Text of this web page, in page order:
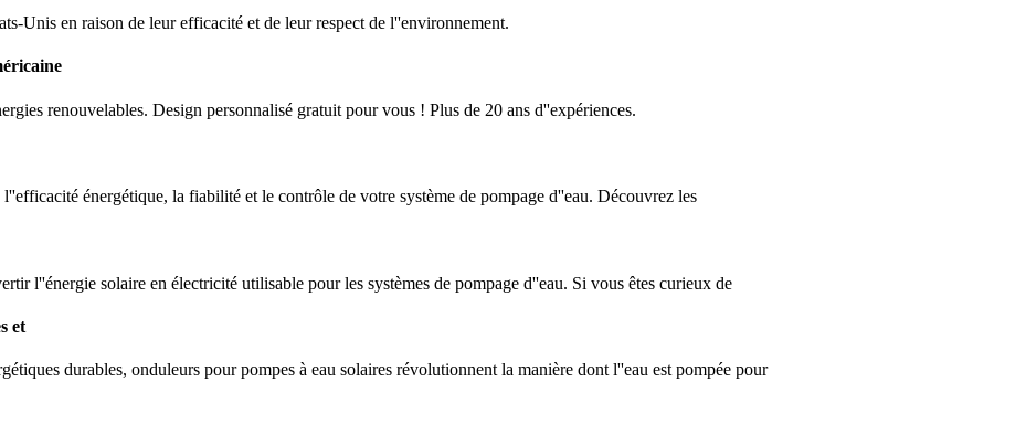
Unis en raison de leur efficacité et de leur respect de l''environnement.
renouvelables. Design personnalisé gratuit pour vous ! Plus de 20 ans d''expériences.
énergétique, la fiabilité et le contrôle de votre système de pompage d''eau. Découvrez les
l''énergie solaire en électricité utilisable pour les systèmes de pompage d''eau. Si vous êtes curieux de
et
durables, onduleurs pour pompes à eau solaires révolutionnent la manière dont l''eau est pompée pour